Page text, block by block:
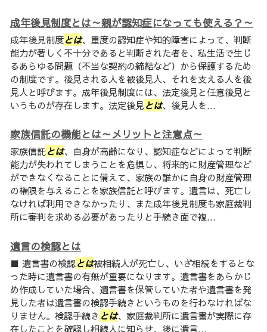
成年後見制度とは～親が認知症になっても使える？～
成年後見制度とは、重度の認知症や知的障害によって、判断
能力が著しく不十分であると判断された者を、私生活で生じ
るあらゆる問題（不当な契約の締結など）から保護するため
の制度です。後見される人を被後見人、それを支える人を後
見人と呼びます。成年後見制度には、法定後見と任意後見と
いうものが存在します。法定後見とは、後見人を...
家族信託の機能とは～メリットと注意点～
家族信託とは、自身が高齢になり、認知症などによって判断
能力が失われてしまうことを危惧し、将来的に財産管理など
ができなくなることに備えて、家族の誰かに自身の財産管理
の権限を与えることを家族信託と呼びます。遺言は、死亡し
なければ利用できなかったり、また成年後見制度も家庭裁判
所に審判を求める必要があったりと手続き面で複...
遺言の検認とは
■ 遺言書の検認とは被相続人が死亡し、いざ相続をするとな
った時に遺言書の有無が重要になります。遺言書をあらかじ
め作成していた場合、遺言書を保管していた者や遺言書を発
見した者は遺言書の検認手続きというものを行わなければな
りません。検認手続き とは、家庭裁判所に遺言書が実際に存
在したことを確認し相続人に知らせ、後に遺言...